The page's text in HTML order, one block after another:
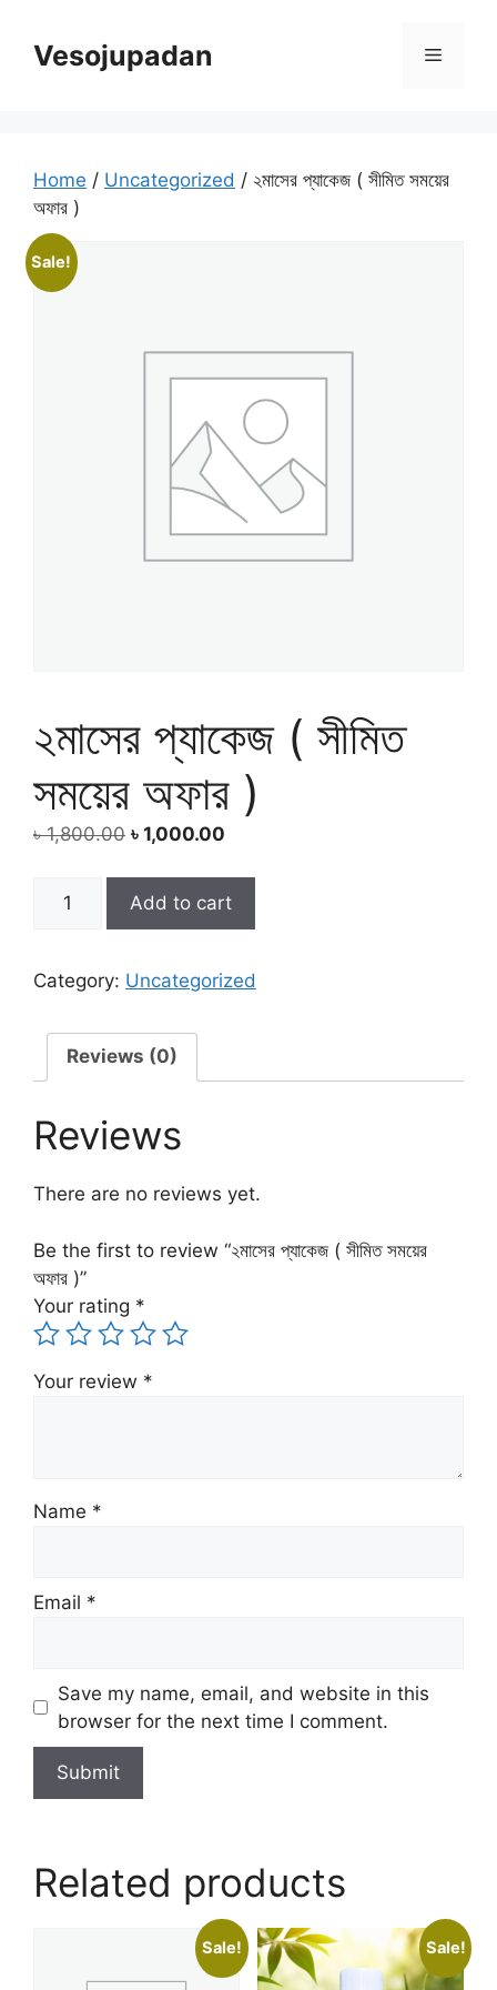
contentVesojupadan Menu
Home / Uncategorized / ২মাসের প্যাকেজ ( সীমিত সময়ের
অফার )
Sale!
২মাসের প্যাকেজ ( সীমিত
সময়ের অফার )
৳1,800.00 Original
৳ 1,800.00.
৳ 1,000.00
৳ 1,000.00.
প্যাকেজ
সীমিত
অফার
quantity
Add to cart
Category: Uncategorized
Reviews (0)
Reviews
There are no reviews yet.
Be the first to review “২মাসের প্যাকেজ ( সীমিত সময়ের
অফার )”
Your rating *
Your review *
Name *
Email *
Save my name, email, and website in this
browser for the next time I comment.
Related products
Sale! Sale!